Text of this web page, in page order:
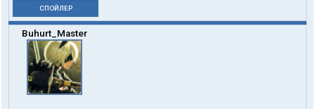
СПОЙЛЕР
Buhurt_Master